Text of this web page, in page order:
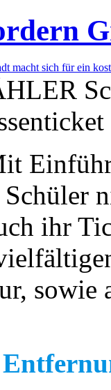
ihr
sowie